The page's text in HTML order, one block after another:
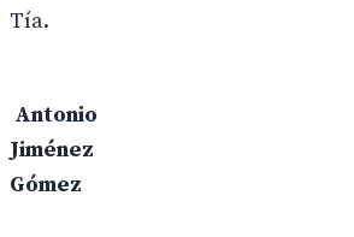
Tía.
Antonio
Jiménez
Gómez